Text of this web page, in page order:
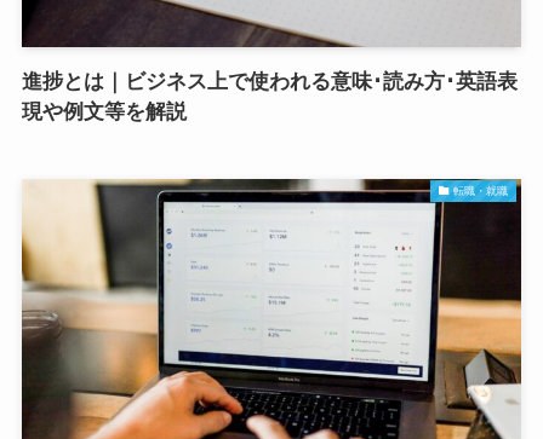
進捗とは｜ビジネス上で使われる意味･読み方･英語表
現や例文等を解説
転職・就職